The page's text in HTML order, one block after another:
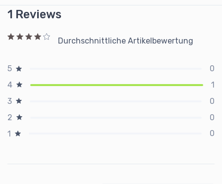
1 Reviews
Durchschnittliche Artikelbewertung
5
0
4
1
3
0
2
0
1
0